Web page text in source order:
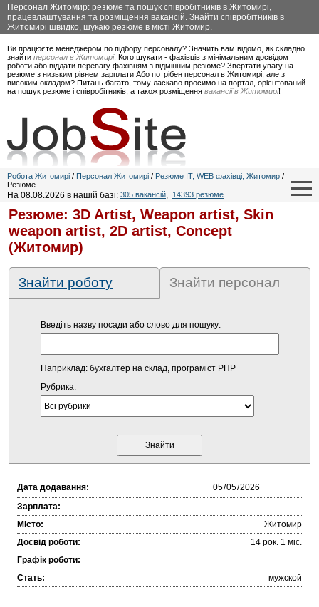
Персонал Житомир: резюме та пошук співробітників в Житомирі,
працевлаштування та розміщення вакансій. Знайти співробітників в
Житомирі швидко, шукаю резюме в місті Житомир.
Ви працюєте менеджером по підбору персоналу? Значить вам відомо, як складно
знайти персонал в Житомирі. Кого шукати - фахівців з мінімальним досвідом
роботи або віддати перевагу фахівцям з відмінним резюме? Звертати увагу на
резюме з низьким рівнем зарплати Або потрібен персонал в Житомирі, але з
високим окладом? Питань багато, тому ласкаво просимо на портал, орієнтований
на пошук резюме і співробітників, а також розміщення вакансії в Житомирі!
Робота Житомирі / Персонал Житомирі / Резюме IT, WEB фахівці, Житомир /
Резюме
На 08.08.2026 в нашій базі: 305 вакансій, 14393 резюме
Резюме: 3D Artist, Weapon artist, Skin
weapon artist, 2D artist, Concept
(Житомир)
Знайти роботу Знайти персонал
Введіть назву посади або слово для пошуку:
Наприклад: бухгалтер на склад, програміст PHP
Рубрика:
Дата додавання:
Зарплата:
Місто:
Житомир
Досвід роботи:
14 рок. 1 міc.
Графік роботи:
Стать:
мужской